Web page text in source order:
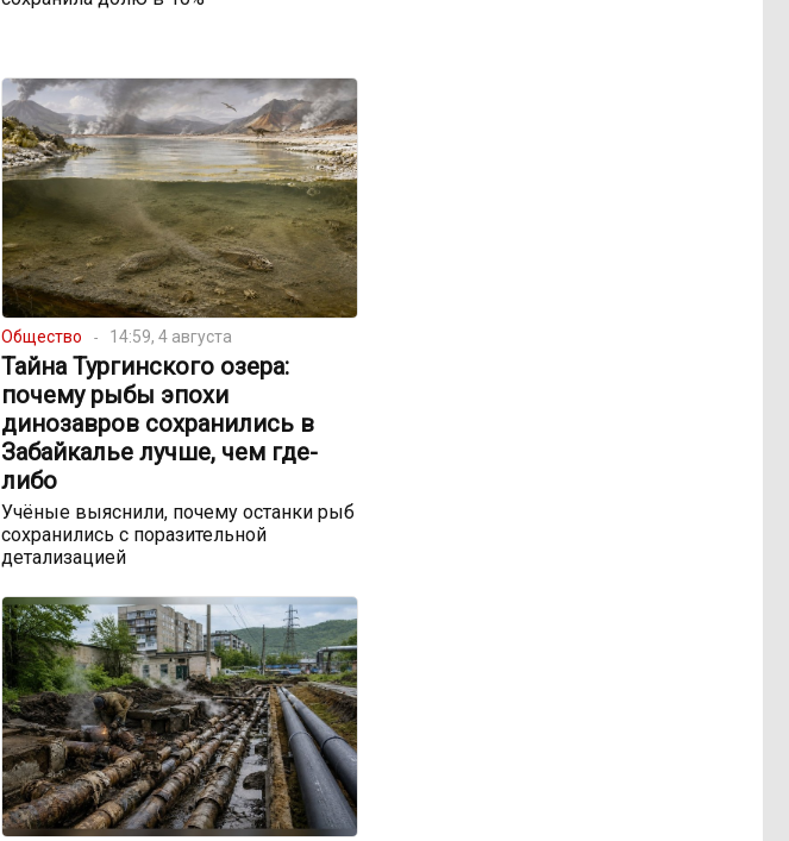
Общество 14:59, 4 августа
Тайна Тургинского озера:
почему рыбы эпохи
динозавров сохранились в
Забайкалье лучше, чем где-
либо
Учёные выяснили, почему останки рыб
сохранились с поразительной
детализацией